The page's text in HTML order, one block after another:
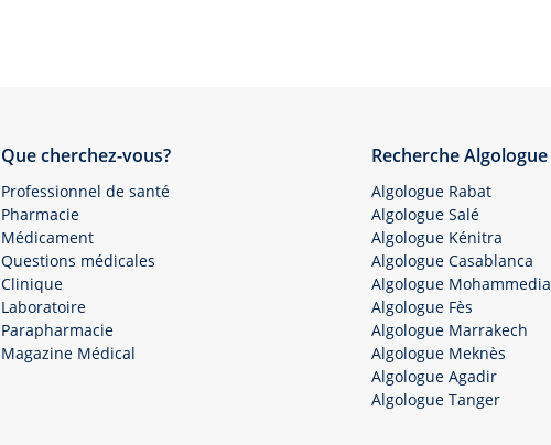
Que cherchez-vous?
Professionnel de santé
Pharmacie
Médicament
Questions médicales
Clinique
Laboratoire
Parapharmacie
Magazine Médical
Recherche Algologue
Algologue Rabat
Algologue Salé
Algologue Kénitra
Algologue Casablanca
Algologue Mohammedia
Algologue Fès
Algologue Marrakech
Algologue Meknès
Algologue Agadir
Algologue Tanger